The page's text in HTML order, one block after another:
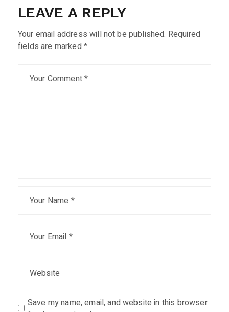
LEAVE A REPLY
Your email address will not be published. Required
fields are marked*
Save my name, email, and website in this browser